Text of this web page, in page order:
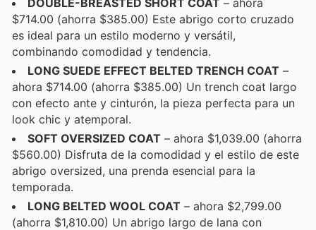
$714.00 (ahorra $385.00) Este abrigo corto cruzado
es ideal para un estilo moderno y versátil,
combinando comodidad y tendencia.
LONG SUEDE EFFECT BELTED TRENCH COAT –
ahora $714.00 (ahorra $385.00) Un trench coat largo
con efecto ante y cinturón, la pieza perfecta para un
look chic y atemporal.
SOFT OVERSIZED COAT – ahora $1,039.00 (ahorra
$560.00) Disfruta de la comodidad y el estilo de este
abrigo oversized, una prenda esencial para la
temporada.
LONG BELTED WOOL COAT – ahora $2,799.00
(ahorra $1,810.00) Un abrigo largo de lana con